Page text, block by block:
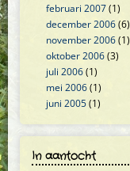
februari 2007(1)
december 2006(6)
november 2006(1)
oktober 2006(3)
juli 2006(1)
mei 2006(1)
juni 2005(1)
In aantocht